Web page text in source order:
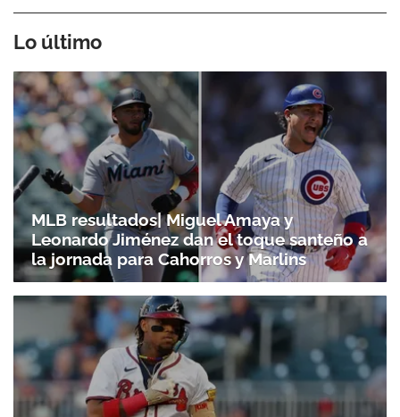
Lo último
MLB resultados| Miguel Amaya y
Leonardo Jiménez dan el toque santeño a
la jornada para Cahorros y Marlins